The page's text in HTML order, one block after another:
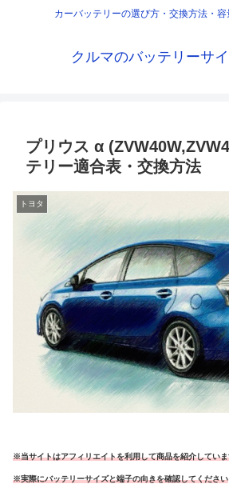
カーバッテリーの選び方・交換方法・
クルマのバッテリーサ
プリウス α
テリー適合表・交換方法
トヨタ
※当サイトはアフィリエイトを利用して商品を紹介してい
※実際にバッテリーサイズと端子の向きを確認してください